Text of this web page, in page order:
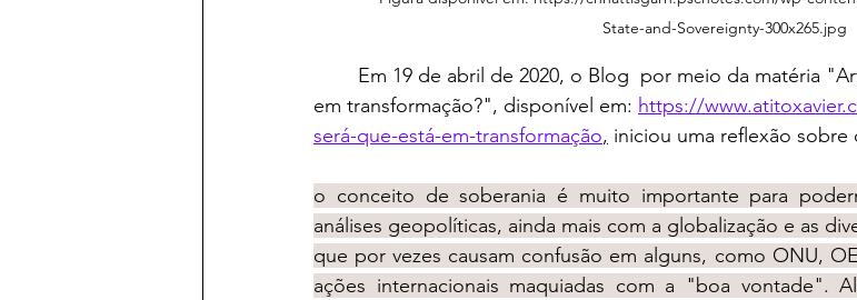
State-and-Sovereignty-300x265.jpg
em transformação?", disponível em: https://
será-que-está-em-transformação, iniciou uma reflexão sobre
o conceito de soberania é muito importante para
análises geopolíticas, ainda mais com a globalização e as
que por vezes causam confusão em alguns, como ONU,
ações internacionais maquiadas com a "boa vontade".